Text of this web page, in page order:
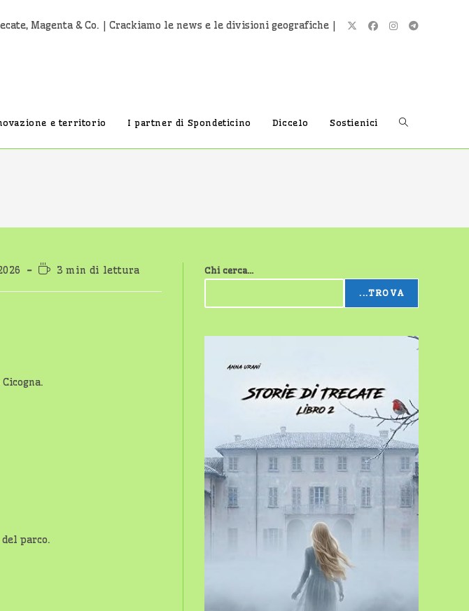
Magenta & Co. | Crackiamo le news e le divisioni geografiche |
e territorio I partner di Spondeticino Diccelo Sostienici Attiva/
ricerca
sul
Tempo
lettura:
3 min di lettura
parco.
Chi cerca...
...TROVA